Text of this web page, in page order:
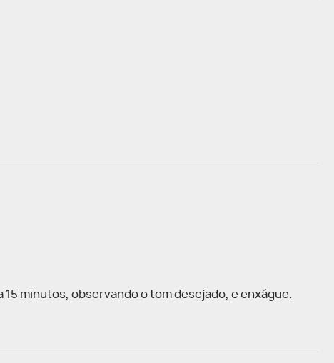
minutos, observando o tom desejado, e enxágue.